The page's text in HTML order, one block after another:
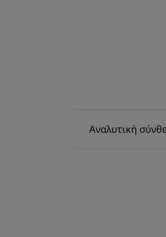
Αναλυτική